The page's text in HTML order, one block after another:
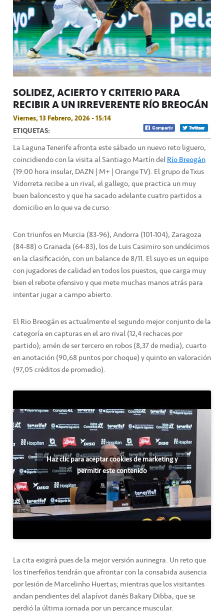
SOLIDEZ, ACIERTO Y CRITERIO PARA
RECIBIR A UN IRREVERENTE RÍO BREOGÁN
Viernes, 13 Febrero, 2026 - 15:14
ETIQUETAS:
La Laguna Tenerife afronta este sábado un nuevo reto liguero,
coincidiendo con la visita al Santiago Martín delRío Breogán
(19:00 hora insular, DAZN | M+ | Orange TV). El grupo de Txus
Vidorreta recibe a un rival, el gallego, que practica un muy
buen baloncesto y que ha sacado adelante cuatro partidos a
domicilio en lo que va de curso.
Con triunfos en Murcia (83-96), Andorra (101-104), Zaragoza
(84-88) o Granada (64-83), los de Luis Casimiro son undécimos
en la clasificación, con un balance de 8/11. El suyo es un equipo
con jugadores de calidad en todos los puestos, que carga muy
bien el rebote ofensivo y que mete muchas manos atrás para
intentar jugar a campo abierto.
El Rio Breogán es actualmente el segundo mejor conjunto de la
categoría en capturas en el aro rival (12,4 rechaces por
partido); amén de ser tercero en robos (8,37 de media), cuarto
en anotación (90,68 puntos por choque) y quinto en valoración
(97,05 créditos de promedio).
Haz clic para aceptar cookies de marketing y
permitir este contenido
La cita exigirá pues de la mejor versión aurinegra. Un reto que
los tinerfeños tendrán que afrontar con la consabida ausencia
por lesión de Marcelinho Huertas; mientras que los visitantes
andan pendientes del alapívot danés Bakary Dibba, que se
perdió la última jornada por un percance muscular.